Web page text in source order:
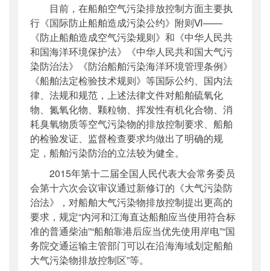
目前，在船舶空气污染排放控制方面主要执
行《国际防止船舶造成污染公约》附则Ⅵ——
《防止船舶造成空气污染规则》和《中华人民共
和国海洋环境保护法》《中华人民共和国大气污
染防治法》《防治船舶污染海洋环境管理条例》
《船舶法定检验技术规则》等国际公约、国内法
律、法规和规范，上述法律文件对船舶硫氧化
物、氮氧化物、颗粒物、挥发性有机化合物、消
耗臭氧物质等空气污染物的排放控制要求、船舶
的检验发证、监督检查要求均做出了明确的规
定，船舶污染防治的立法较为健全。
2015年第十二届全国人民代表大会常务委员
会第十六次会议审议通过新修订的《大气污染防
治法》，对船舶大气污染物排放控制提出更高的
要求，规定“内河和江海直达船舶应当使用符合标
准的普通柴油”“船舶靠港后应当优先使用岸电”“国
务院交通运输主管部门可以在沿海海域划定船舶
大气污染物排放控制区”等。